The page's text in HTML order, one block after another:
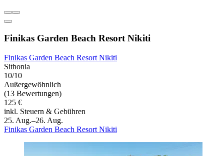
Finikas Garden Beach Resort Nikiti
Finikas Garden Beach Resort Nikiti
Sithonia
10/10
Außergewöhnlich
(13 Bewertungen)
125 €
inkl. Steuern & Gebühren
25. Aug.–26. Aug.
Finikas Garden Beach Resort Nikiti